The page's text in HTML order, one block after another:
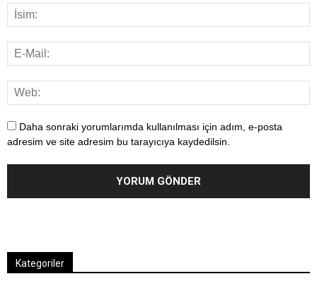
Daha sonraki yorumlarımda kullanılması için adım, e-posta
adresim ve site adresim bu tarayıcıya kaydedilsin.
Kategoriler